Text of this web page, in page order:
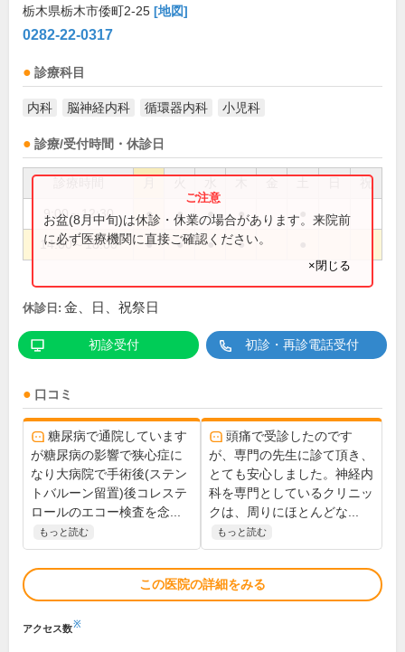
栃木県栃木市倭町2-25 [地図]
0282-22-0317
診療科目
内科 脳神経内科 循環器内科 小児科
診療/受付時間・休診日
祝
9:00～12:30 ● ● ● ●
14:00～18:00 ● ● ● ●
お盆(8月中旬)は休診・休業の場合があります。来院前
に必ず医療機関に直接ご確認ください。
×閉じる
休診日: 金、日、祝祭日
初診受付 初診・再診電話受付
口コミ
糖尿病で通院しています
が糖尿病の影響で狭心症に
なり大病院で手術後(ステン
トバルーン留置)後コレステ
ロールのエコー検査を念...
もっと読む
頭痛で受診したのです
が、専門の先生に診て頂き、
とても安心しました。神経内
科を専門としているクリニッ
クは、周りにほとんどな...
もっと読む
この医院の詳細をみる
アクセス数※